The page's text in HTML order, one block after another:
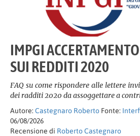
IMPGI ACCERTAMENTO
SUI REDDITI 2020
FAQ su come rispondere alle lettere
dei radditi 2020 da assoggettare a
Autore: Castegnaro Roberto Fonte:
06/08/2026
Recensione di Roberto Castegnaro